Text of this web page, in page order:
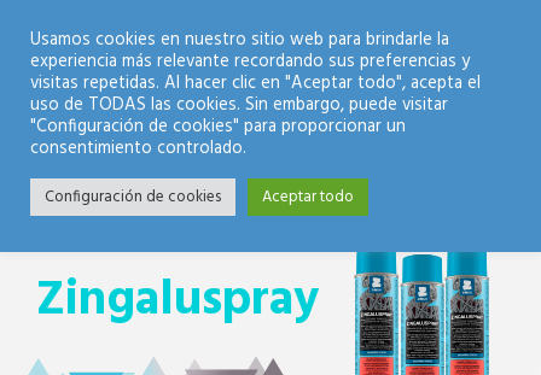
Modo Nocturno
Zingaluspray
Usamos cookies en nuestro sitio web para brindarle la
experiencia más relevante recordando sus preferencias y
visitas repetidas. Al hacer clic en "Aceptar todo", acepta el
uso de TODAS las cookies. Sin embargo, puede visitar
"Configuración de cookies" para proporcionar un
consentimiento controlado.
Configuración de cookies Aceptar todo